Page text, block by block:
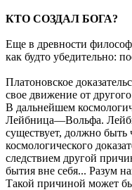
КТО СОЗДАЛ БОГА?
Еще в древности
как будто убедительно:
Платоновское
свое движение от
В дальнейшем
Лейбница—Вольфа.
существует, должно
космологического
следствием другой
бытия вне себя... Разум
Такой причиной может